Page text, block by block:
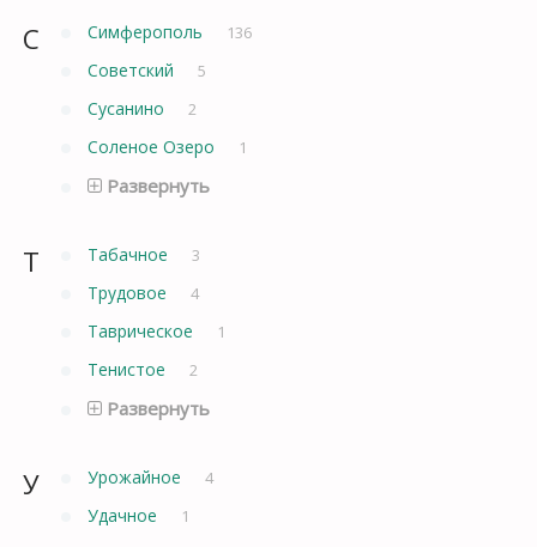
С Симферополь 136
Советский 5
Сусанино 2
Соленое Озеро 1
Развернуть
Т Табачное 3
Трудовое 4
Таврическое 1
Тенистое 2
Развернуть
У Урожайное 4
Удачное 1